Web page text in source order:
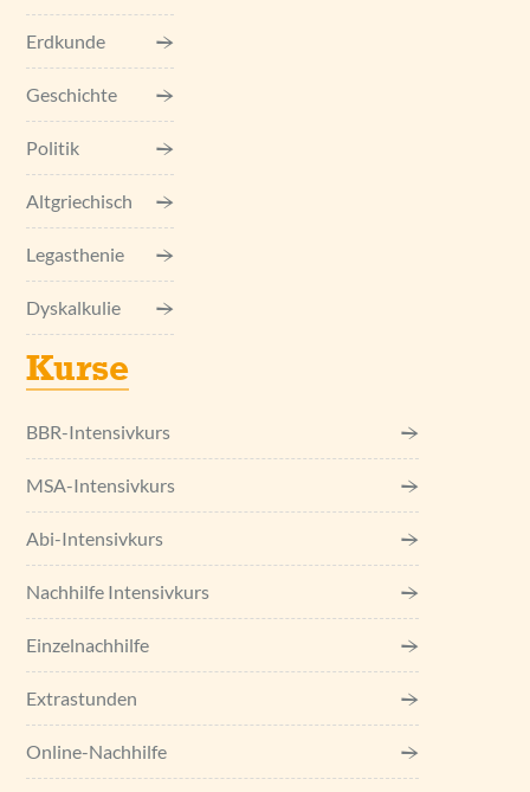
Erdkunde
Geschichte
Politik
Altgriechisch
Legasthenie
Dyskalkulie
Kurse
BBR-Intensivkurs
MSA-Intensivkurs
Abi-Intensivkurs
Nachhilfe Intensivkurs
Einzel­nachhilfe
Extrastunden
Online-Nachhilfe